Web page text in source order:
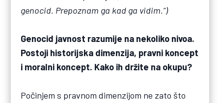
genocid. Prepoznam ga kad ga vidim.“)
Genocid javnost razumije na nekoliko nivoa.
Postoji historijska dimenzija, pravni koncept
i moralni koncept. Kako ih držite na okupu?
Počinjem s pravnom dimenzijom ne zato što